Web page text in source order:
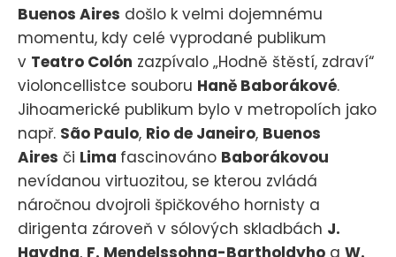
Buenos Aires došlo k velmi dojemnému
momentu, kdy celé vyprodané publikum
v Teatro Colón zazpívalo „Hodně štěstí, zdraví“
violoncellistce souboru Haně Baborákové.
Jihoamerické publikum bylo v metropolích jako
např. São Paulo, Rio de Janeiro, Buenos
Aires či Lima fascinováno Baborákovou
nevídanou virtuozitou, se kterou zvládá
náročnou dvojroli špičkového hornisty a
dirigenta zároveň v sólových skladbách J.
Haydna, F. Mendelssohna-Bartholdyho a W.